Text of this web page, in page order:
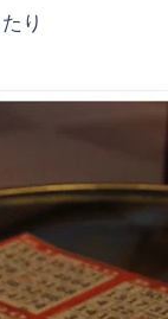
り